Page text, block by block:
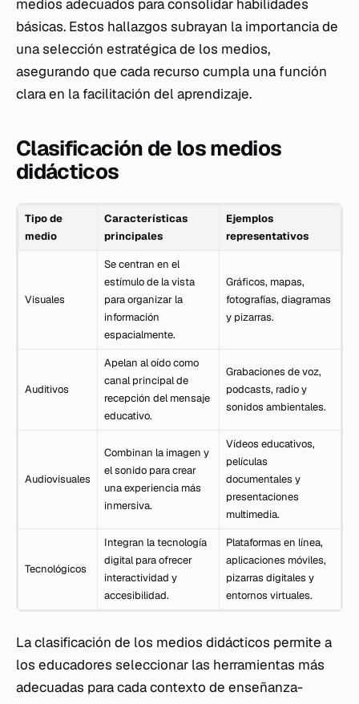
medios adecuados para consolidar habilidades
básicas. Estos hallazgos subrayan la importancia de
una selección estratégica de los medios,
asegurando que cada recurso cumpla una función
clara en la facilitación del aprendizaje.
Clasificación de los medios
didácticos
Tipo de
medio
Características
principales
Ejemplos
representativos
Visuales
Se centran en el
estímulo de la vista
para organizar la
información
espacialmente.
Gráficos, mapas,
fotografías, diagramas
y pizarras.
Auditivos
Apelan al oído como
canal principal de
recepción del mensaje
educativo.
Grabaciones de voz,
podcasts, radio y
sonidos ambientales.
Audiovisuales
Combinan la imagen y
el sonido para crear
una experiencia más
inmersiva.
Vídeos educativos,
películas
documentales y
presentaciones
multimedia.
Tecnológicos
Integran la tecnología
digital para ofrecer
interactividad y
accesibilidad.
Plataformas en línea,
aplicaciones móviles,
pizarras digitales y
entornos virtuales.
La clasificación de los medios didácticos permite a
los educadores seleccionar las herramientas más
adecuadas para cada contexto de enseñanza-